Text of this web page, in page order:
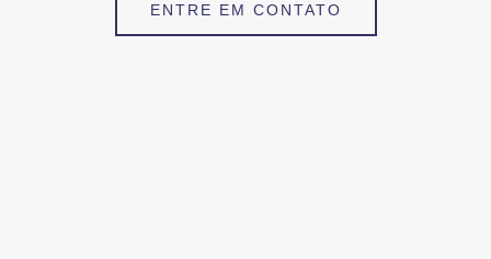
ENTRE EM CONTATO